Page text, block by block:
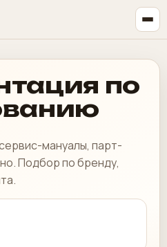
по
мануалы, парт-
Подбор по бренду,